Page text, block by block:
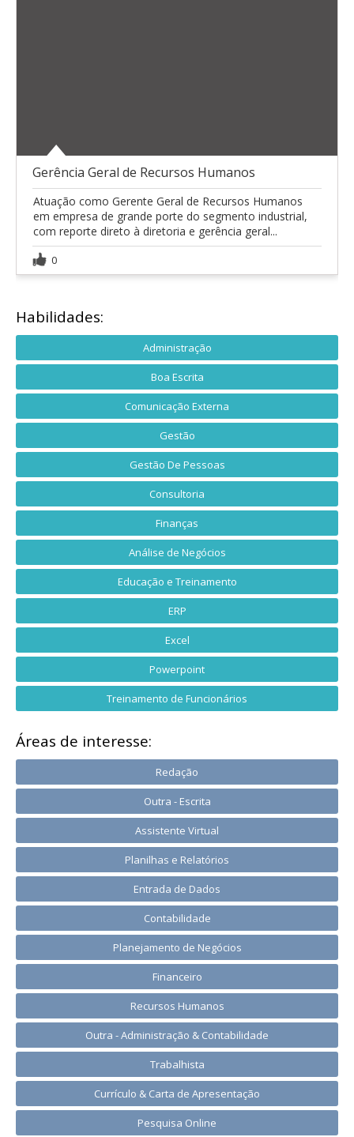
Gerência Geral de Recursos Humanos
Atuação como Gerente Geral de Recursos Humanos
em empresa de grande porte do segmento industrial,
com reporte direto à diretoria e gerência geral...
0
Habilidades:
Administração
Boa Escrita
Comunicação Externa
Gestão
Gestão De Pessoas
Consultoria
Finanças
Análise de Negócios
Educação e Treinamento
ERP
Excel
Powerpoint
Treinamento de Funcionários
Áreas de interesse:
Redação
Outra - Escrita
Assistente Virtual
Planilhas e Relatórios
Entrada de Dados
Contabilidade
Planejamento de Negócios
Financeiro
Recursos Humanos
Outra - Administração & Contabilidade
Trabalhista
Currículo & Carta de Apresentação
Pesquisa Online